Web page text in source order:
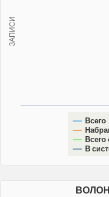
ЗАПИСИ
Всего
Всего
В